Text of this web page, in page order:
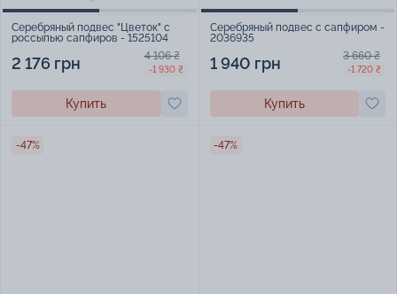
Серебряный подвес "Цветок" с
россыпью сапфиров - 1525104
2 176 грн 4 106 ₴
-1 930 ₴
Купить
Серебряный подвес с сапфиром -
2036935
1 940 грн 3 660 ₴
-1 720 ₴
Купить
-47% -47%